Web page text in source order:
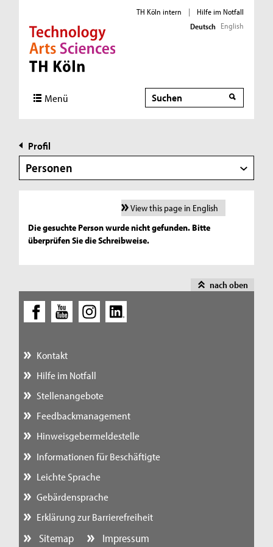
Direkt zur Hauptnavigation
Direkt zur Subnavigation
Direkt zum Inhalt
Direkt zum Fußbereich
TH Köln intern |
Hilfe im Notfall
Deutsch English
Menü Suche
Profil
Personen
View this page in English
Die gesuchte Person wurde nicht gefunden. Bitte
überprüfen Sie die Schreibweise.
nach oben
Kontakt
Hilfe im Notfall
Stellenangebote
Feedbackmanagement
Hinweisgebermeldestelle
Informationen für Beschäftigte
Leichte Sprache
Gebärdensprache
Erklärung zur Barrierefreiheit
Sitemap Impressum